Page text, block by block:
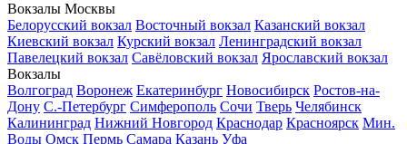
Вокзалы Москвы
Белорусский вокзал Восточный вокзал Казанский вокзал
Киевский вокзал Курский вокзал Ленинградский вокзал
Павелецкий вокзал Савёловский вокзал Ярославский вокзал
Вокзалы
Волгоград Воронеж Екатеринбург Новосибирск Ростов-на-
Дону С.-Петербург Симферополь Сочи Тверь Челябинск
Калининград Нижний Новгород Краснодар Красноярск Мин.
Воды Омск Пермь Самара Казань Уфа